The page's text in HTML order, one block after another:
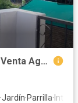
Excelente casa de dos dormitorios en Venta Agustin Alvarez 200 Rosario Floridai
·Jardín·Parrilla·